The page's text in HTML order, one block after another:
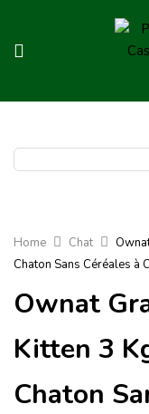
Home Chat
Chaton Sans Céréales à
Ownat
Kitten 3
Chaton